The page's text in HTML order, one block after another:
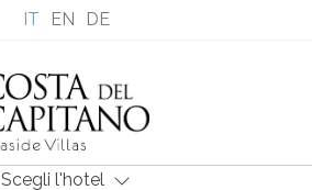
IT EN DE
Scegli l'hotel